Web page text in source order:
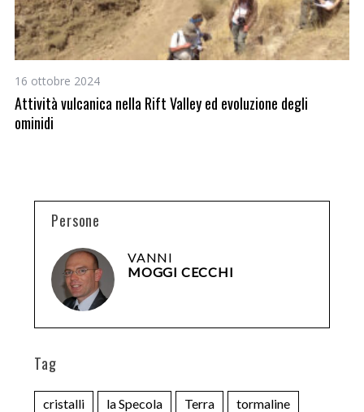
16 ottobre 2024
Attività vulcanica nella Rift Valley ed evoluzione degli
ominidi
Persone
VANNI
MOGGI CECCHI
Tag
cristalli la Specola Terra tormaline